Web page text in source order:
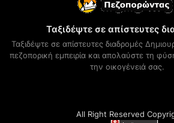
Ταξιδέψτε σε απίστευτες
Ταξιδέψτε σε απίστευτες διαδρομές
πεζοπορική εμπειρία και απολαύστε τη
την οικογένειά σας.
All Right Reserved